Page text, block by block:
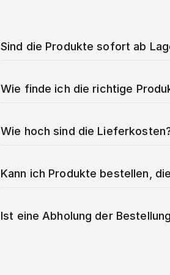
Sind die Produkte sofort ab
Wie finde ich die richtige
Wie hoch sind die
Kann ich Produkte bestellen,
Ist eine Abholung der